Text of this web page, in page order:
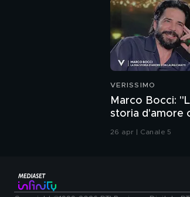
VERISSIMO
Marco Bocci:
storia d'amore
Chiatti"
26 apr | Canale 5